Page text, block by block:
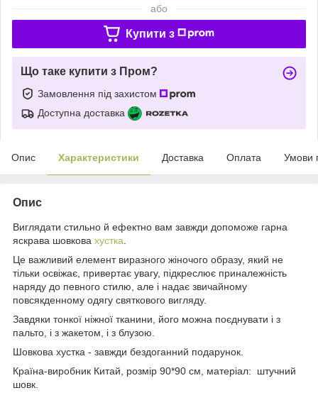
або
Купити з
Що таке купити з Пром?
Замовлення під захистом
Доступна доставка
Опис Характеристики Доставка Оплата Умови
Опис
Виглядати стильно й ефектно вам завжди допоможе гарна
яскрава шовкова хустка
Це важливий елемент виразного жіночого образу, який не
тільки освіжає, привертає увагу, підкреслює приналежність
наряду до певного стилю, але і надає звичайному
повсякденному одягу святкового вигляду.
Завдяки тонкої ніжної тканини, його можна поєднувати і з
пальто, і з жакетом, і з блузою.
Шовкова хустка - завжди бездоганний подарунок.
Країна-виробник Китай, розмір 90*90 см, матеріал: штучний
шовк.